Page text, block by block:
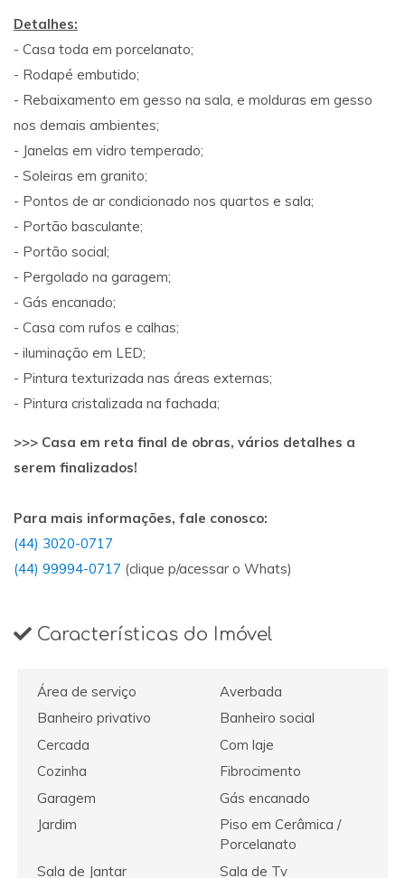
Detalhes:
- Casa toda em porcelanato;
- Rodapé embutido;
- Rebaixamento em gesso na sala, e molduras em gesso
nos demais ambientes;
- Janelas em vidro temperado;
- Soleiras em granito;
- Pontos de ar condicionado nos quartos e sala;
- Portão basculante;
- Portão social;
- Pergolado na garagem;
- Gás encanado;
- Casa com rufos e calhas;
- iluminação em LED;
- Pintura texturizada nas áreas externas;
- Pintura cristalizada na fachada;
>>> Casa em reta final de obras, vários detalhes a
serem finalizados!
Para mais informações, fale conosco:
(44) 3020-0717
(44) 99994-0717 (clique p/acessar o Whats)
Características do Imóvel
Área de serviço
Averbada
Banheiro privativo
Banheiro social
Cercada
Com laje
Cozinha
Fibrocimento
Garagem
Gás encanado
Jardim
Piso em Cerâmica /
Porcelanato
Sala de Jantar
Sala de Tv